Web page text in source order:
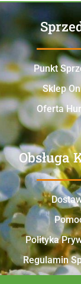
Punkt
Sklep
Oferta
Obsługa
Polityka
Regulamin